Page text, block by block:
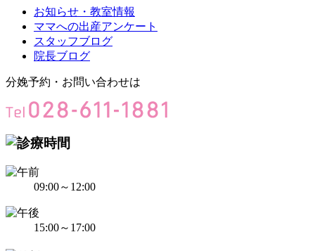
お知らせ・教室情報
ママへの出産アンケート
スタッフブログ
院長ブログ
分娩予約・お問い合わせは
09:00～12:00
15:00～17:00